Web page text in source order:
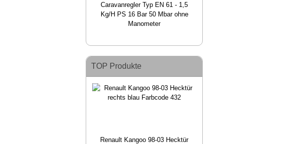
Caravanregler Typ EN 61 - 1,5
Kg/H PS 16 Bar 50 Mbar ohne
Manometer
TOP Produkte
Renault Kangoo 98-03 Hecktür